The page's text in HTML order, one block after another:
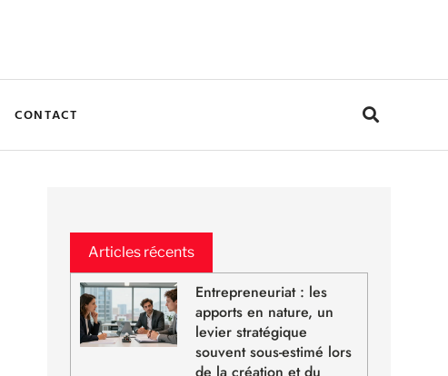
CONTACT
Articles récents
Entrepreneuriat : les
apports en nature, un
levier stratégique
souvent sous-estimé lors
de la création et du